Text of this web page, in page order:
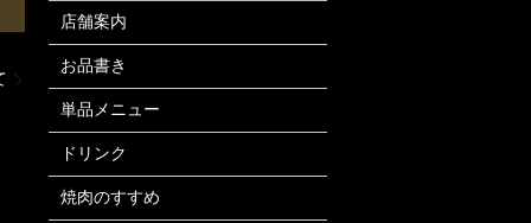
店舗案内
お品書き
単品メニュー
ドリンク
焼肉のすすめ